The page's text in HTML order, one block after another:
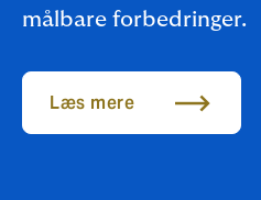
målbare forbedringer.
Læs mere